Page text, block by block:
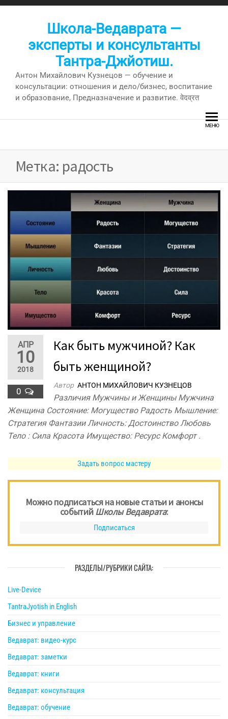
Перейти
Школа-Ведаврата —
эксперты и консультанты
Тантра-Джйотиш.
Антон Михайлович Кузнецов — обучение и
консультации: отношения и дело/бизнес, воспитание
и образование, Предназначение и развитие. वेदव्रत
МЕНЮ
Метка: радость
АПР
10
2018
0
Как быть мужчиной? Как
быть женщиной?
Автор АНТОН МИХАЙЛОВИЧ КУЗНЕЦОВ
Различия Мужчины и Женщины Мужчина
Женщина Состояние: Могущество Радость Мышление:
Стратегия Фантазии Личность: Достоинство Любовь
Тело : Сила Красота Имущество: Ресурс Комфорт .
Задать вопрос мастеру
Можно подписаться на новые статьи и анонсы
событийШколы Ведаврата:
Подписаться
РАЗДЕЛЫ/РУБРИКИ САЙТА:
Live-Device
TantraJyotish in English
Бизнес и управление
Ведаврат: видео-курс
Ведаврат: заметки
Ведаврат: книги
Ведаврат: консультация
Ведаврат: обучение